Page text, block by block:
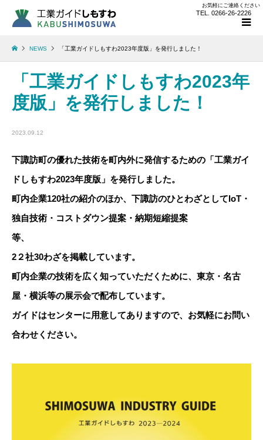
お気軽にご連絡ください
TEL. 0266-26-2226
NEWS 「工業ガイドしもすわ2023年度版」を発行しました！
「工業ガイドしもすわ2023年
度版」を発行しました！
2023.09.12
下諏訪町の優れた技術を町内外に発信するための「工業ガイ
ドしもすわ2023年度版」を発行しました。
町内企業120社の紹介のほか、下諏訪のひとわざとしてIoT・
独自技術・コストダウン提案・納期短縮提案
等
2２社30わざを掲載しています。
町内企業の技術を広く知っていただくために、東京・名古
屋・横浜等の展示会で配布しています。
ガイドはセンターに用意してありますので、お気軽にお問い
合わせください。